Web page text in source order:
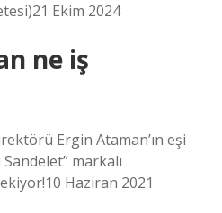
Ekim 2024
ne iş
Ergin Ataman’ın eşi
markalı
Haziran 2021